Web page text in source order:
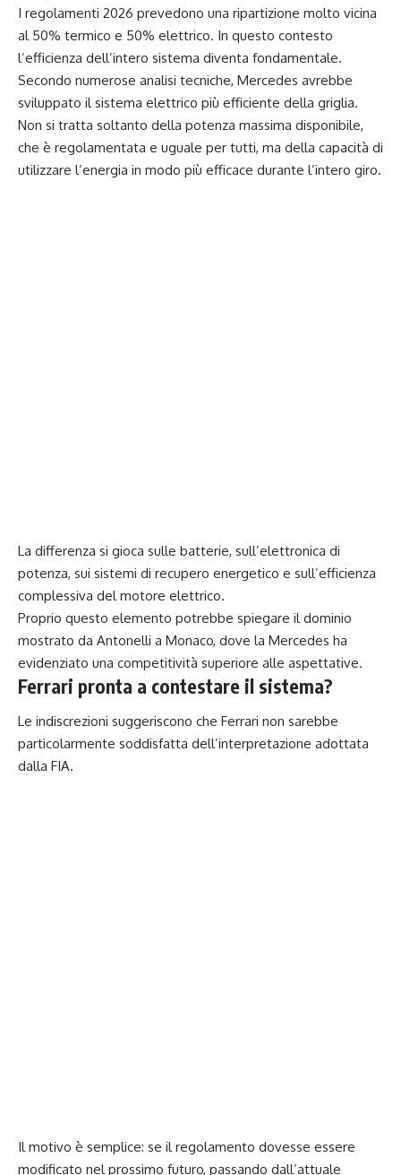
I regolamenti 2026 prevedono una ripartizione molto vicina
al 50% termico e 50% elettrico. In questo contesto
l’efficienza dell’intero sistema diventa fondamentale.
Secondo numerose analisi tecniche, Mercedes avrebbe
sviluppato il sistema elettrico più efficiente della griglia.
Non si tratta soltanto della potenza massima disponibile,
che è regolamentata e uguale per tutti, ma della capacità di
utilizzare l’energia in modo più efficace durante l’intero giro.
La differenza si gioca sulle batterie, sull’elettronica di
potenza, sui sistemi di recupero energetico e sull’efficienza
complessiva del motore elettrico.
Proprio questo elemento potrebbe spiegare il dominio
mostrato da Antonelli a Monaco, dove la Mercedes ha
evidenziato una competitività superiore alle aspettative.
Ferrari pronta a contestare il sistema?
Le indiscrezioni suggeriscono che Ferrari non sarebbe
particolarmente soddisfatta dell’interpretazione adottata
dalla FIA.
Il motivo è semplice: se il regolamento dovesse essere
modificato nel prossimo futuro, passando dall’attuale